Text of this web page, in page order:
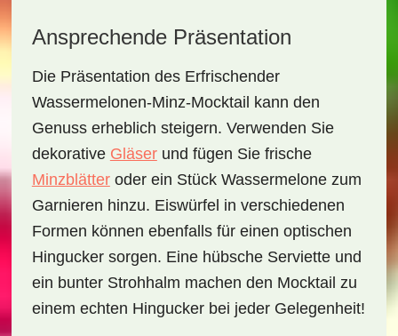
Ansprechende Präsentation
Die Präsentation des Erfrischender
Wassermelonen-Minz-Mocktail kann den
Genuss erheblich steigern. Verwenden Sie
dekorative Gläserund fügen Sie frische
Minzblätteroder ein Stück Wassermelone zum
Garnieren hinzu. Eiswürfel in verschiedenen
Formen können ebenfalls für einen optischen
Hingucker sorgen. Eine hübsche Serviette und
ein bunter Strohhalm machen den Mocktail zu
einem echten Hingucker bei jeder Gelegenheit!